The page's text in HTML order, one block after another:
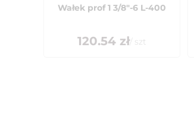
Wałek prof 1 3/8"-6 L-400
120.54 zł/ szt